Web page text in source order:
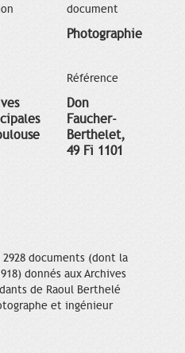
document
Photographie
Référence
Don
Faucher-
Berthelet,
49 Fi 1101
documents (dont la
donnés aux Archives
de Raoul Berthelé
et ingénieur